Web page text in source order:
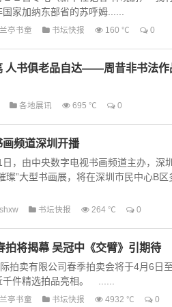
家加纳东部省的苏呼姆......
兰亭书童 书坛快报 160 ℃ 0
人书俱老品自达——周昔非书法作
各地展讯 695 ℃ 0
频道深圳开播
由中央数字电视书画频道主办，深
璨”大型书画展，将在深圳市民中心B区
shxw 书坛快报 264 ℃ 0
拍将揭幕 吴冠中《交臂》引期待
拍卖有限公司春季拍卖会将于4月6日
千件精选拍品亮相。 ......
兰亭书童 书坛快报 4932 ℃ 0